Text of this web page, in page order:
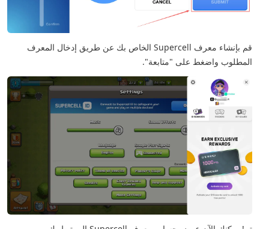
قم بإنشاء معرف Supercell الخاص بك عن طريق إدخال المعرف
المطلوب واضغط على "متابعة".